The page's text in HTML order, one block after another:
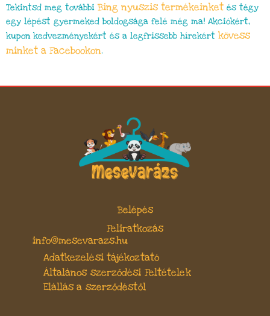
Tekintsd meg további Bing nyuszis termékeinket és tégy
egy lépést gyermeked boldogsága felé még ma! Akciókért,
kupon kedvezményekért és a legfrissebb hírekért kövess
minket a Facebookon.
Belépés
Feliratkozás
info@mesevarazs.hu
Adatkezelési tájékoztató
Általános szerződési Feltételek
Elállás a szerződéstől